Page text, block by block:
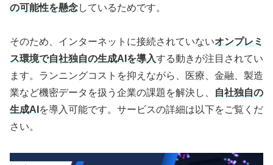
の可能性を懸念しているためです。
そのため、インターネットに接続されていないオンプレミ
ス環境で自社独自の生成AIを導入する動きが注目されてい
ます。ランニングコストを抑えながら、医療、金融、製造
業など機密データを扱う企業の課題を解決し、
自社独自の
生成AI を導入可能です。サービスの詳細は以下をご覧くだ
さい。